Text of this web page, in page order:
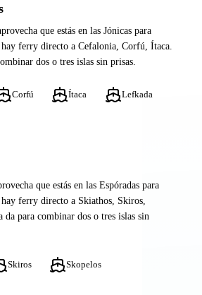
que estás en las Jónicas para
ferry directo a Cefalonia, Corfú, Ítaca.
dos o tres islas sin prisas.
Corfú Ítaca Lefkada
que estás en las Espóradas para
ferry directo a Skiathos, Skiros,
da para combinar dos o tres islas sin
Skiros Skopelos